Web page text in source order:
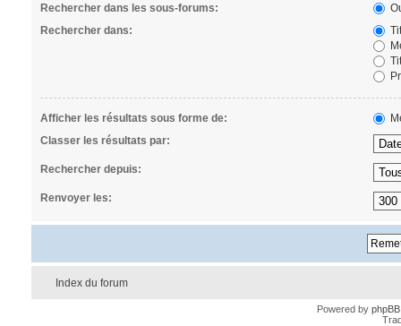
Rechercher dans les sous-forums:
Rechercher dans:
Afficher les résultats sous forme de:
Classer les résultats par:
Rechercher depuis:
Renvoyer les:
Index du forum
Powered by phpBB